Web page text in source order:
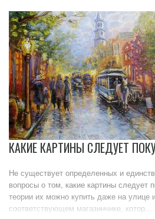
КАКИЕ КАРТИНЫ СЛЕДУЕТ
Не существует определенных и
вопросы о том, какие картины следует
теории их можно купить даже на улице
соответствующем магазинчике, котор...